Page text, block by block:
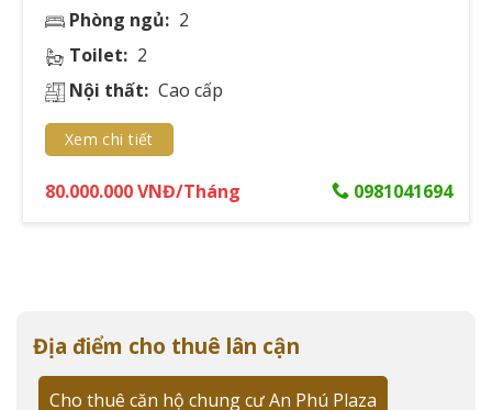
Thông tin chính:
Vị trí: Đường Lê Quý Đôn, Phường 6, Quận 3
Chủ đầu tư và quản lý: SonKim Land Corporation
Diện tích: 128m² - 226m²
Giá thuê: $3,500 - $5,600/tháng
Cho thuê căn hộ Indochine Park Tower là sự kết hợp
hoàn hảo giữa thiết kế kiến trúc độc đáo và dịch vụ
80.000.000 VNĐ/Tháng
Phòng ngủ: 2
Toilet: 2
Nội thất: Cao cấp
0981041694
Xem chi tiết
Địa điểm cho thuê lân cận
Cho thuê căn hộ chung cư An Phú Plaza